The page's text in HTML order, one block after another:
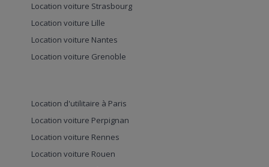
Location voiture Strasbourg
Location voiture Lille
Location voiture Nantes
Location voiture Grenoble
Location d'utilitaire à Paris
Location voiture Perpignan
Location voiture Rennes
Location voiture Rouen